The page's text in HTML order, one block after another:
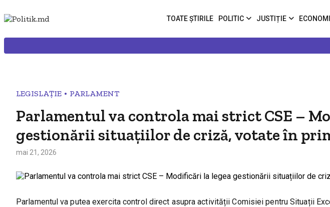
TOATE ȘTIRILE POLITIC JUSTIȚIE
LEGISLAȚIE • PARLAMENT
Parlamentul va controla mai strict CSE –
gestionării situațiilor de criză, votate în
mai 21, 2026
Parlamentul va putea exercita control direct asupra activității Comisiei pentru Situații